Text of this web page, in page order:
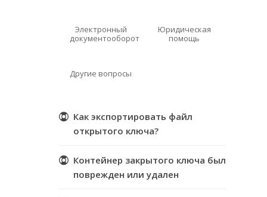
Электронный
документооборот
Юридическая
помощь
Другие вопросы
Как экспортировать файл
открытого ключа?
Контейнер закрытого ключа был
поврежден или удален